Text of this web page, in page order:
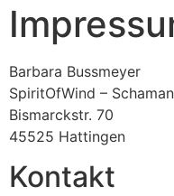
Barbara Bussmeyer
SpiritOfWind –
Bismarckstr. 70
45525 Hattingen
Kontakt